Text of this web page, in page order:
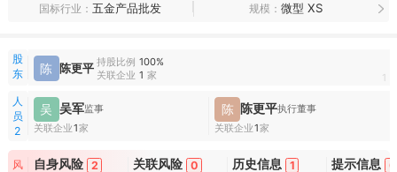
国标行业 五金产品批发 规模 微型 XS
股
东
陈 陈更平 持股比例 100%
关联企业 1 家 1
人
员
2
吴 吴军监事
关联企业1家
陈 陈更平执行董事
关联企业1家
风
自身风险 2 关联风险 0 历史信息 1 提示信息 0